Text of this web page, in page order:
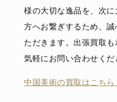
様の大切な逸品を、次
方へお繋ぎするため、
ただきます。出張買取
気軽にお問い合わせくだ
中国美術の買取はこちら